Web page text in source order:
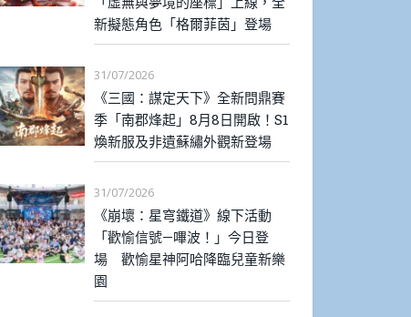
新擬態角色「格爾菲茵」登場
31/07/2026
《三國：謀定天下》全新問鼎賽
季「南郡烽起」8月8日開啟！S1
煥新服及非遺蘇繡外觀新登場
31/07/2026
《崩壞：星穹鐵道》線下活動
「歡愉信號—嗶波！」今日登
場 歡愉星神阿哈降臨兒童新樂
園